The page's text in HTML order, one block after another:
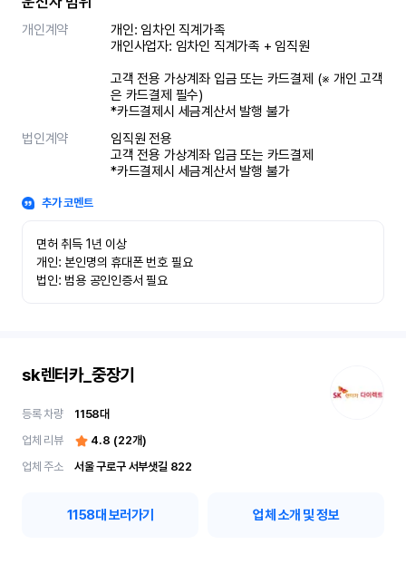
개인계약
개인: 임차인 직계가족
개인사업자: 임차인 직계가족 + 임직원
고객 전용 가상계좌 입금 또는 카드결제 (※ 개인 고객
은 카드결제 필수)
*카드결제시 세금계산서 발행 불가
법인계약
임직원 전용
고객 전용 가상계좌 입금 또는 카드결제
*카드결제시 세금계산서 발행 불가
추가 코멘트
면허 취득 1년 이상
개인: 본인명의 휴대폰 번호 필요
법인: 범용 공인인증서 필요
sk렌터카_중장기
등록 차량 1158대
업체 리뷰
4.8 (22개)
업체 주소
서울 구로구 서부샛길 822
1158대 보러가기 업체 소개 및 정보